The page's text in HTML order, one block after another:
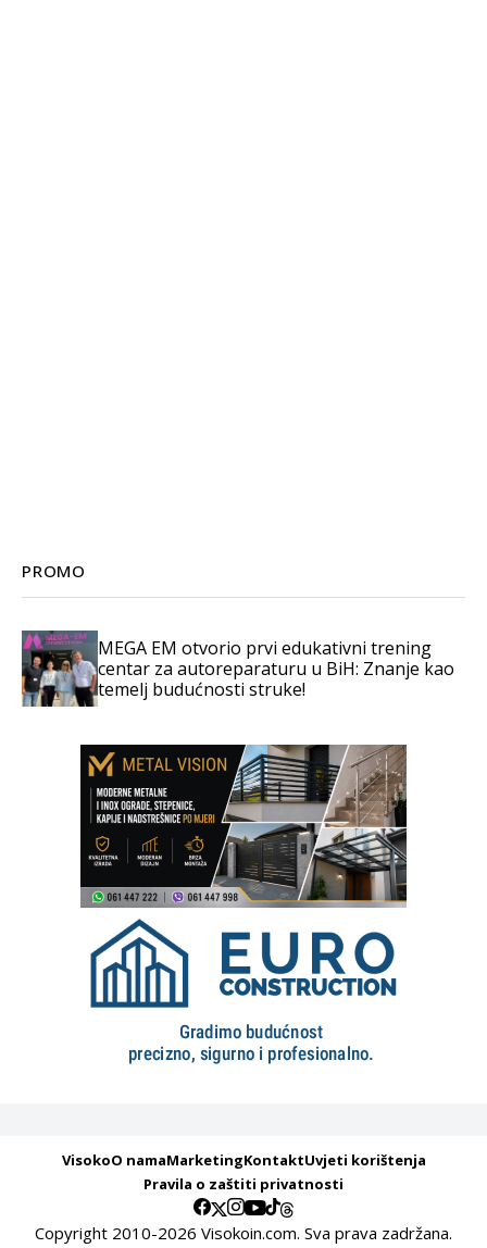
PROMO
MEGA EM otvorio prvi edukativni trening
centar za autoreparaturu u BiH: Znanje kao
temelj budućnosti struke!
VisokoO namaMarketingKontaktUvjeti korištenja
Pravila o zaštiti privatnosti
Copyright 2010-2026 Visokoin.com. Sva prava zadržana.